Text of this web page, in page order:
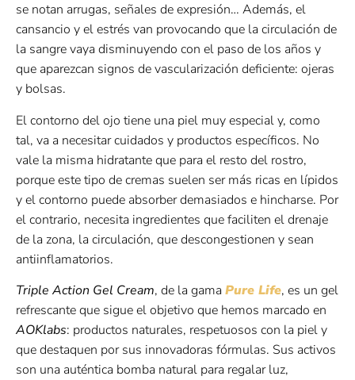
se notan arrugas, señales de expresión… Además, el
cansancio y el estrés van provocando que la circulación de
la sangre vaya disminuyendo con el paso de los años y
que aparezcan signos de vascularización deficiente: ojeras
y bolsas.
El contorno del ojo tiene una piel muy especial y, como
tal, va a necesitar cuidados y productos específicos. No
vale la misma hidratante que para el resto del rostro,
porque este tipo de cremas suelen ser más ricas en lípidos
y el contorno puede absorber demasiados e hincharse. Por
el contrario, necesita ingredientes que faciliten el drenaje
de la zona, la circulación, que descongestionen y sean
antiinflamatorios.
Triple Action Gel Cream, de la gama Pure Life, es un gel
refrescante que sigue el objetivo que hemos marcado en
AOKlabs: productos naturales, respetuosos con la piel y
que destaquen por sus innovadoras fórmulas. Sus activos
son una auténtica bomba natural para regalar luz,